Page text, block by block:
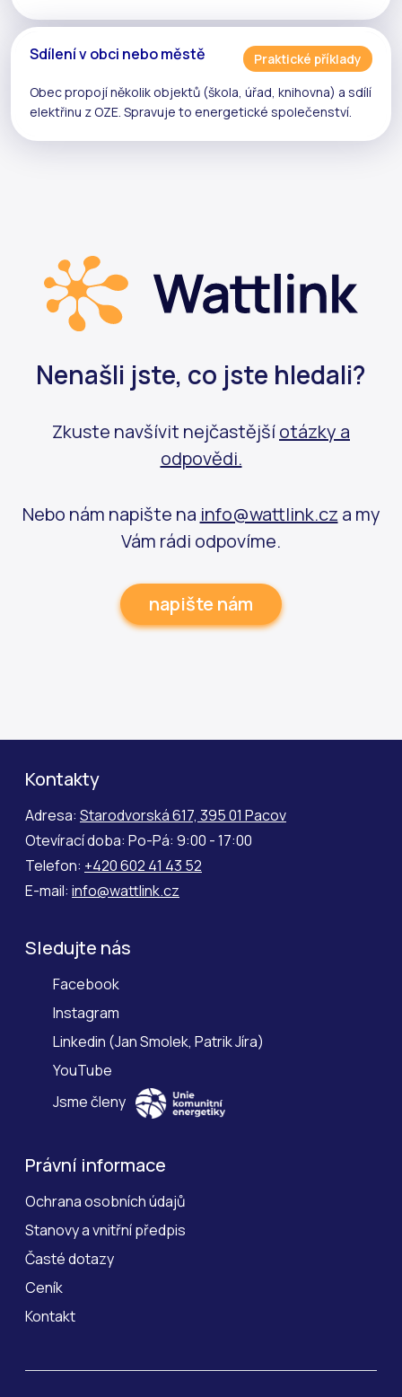
Sdílení v obci nebo městě
Praktické příklady
Obec propojí několik objektů (škola, úřad, knihovna) a sdílí
elektřinu z OZE. Spravuje to energetické společenství.
Nenašli jste, co jste hledali?
Zkuste navšívit nejčastějšíotázky a
odpovědi.
Nebo nám napište na info@wattlink.cz a my
Vám rádi odpovíme.
napište nám
Kontakty
Adresa: Starodvorská 617, 395 01 Pacov
Otevírací doba: Po-Pá: 9:00 - 17:00
Telefon: +420 602 41 43 52
E-mail: info@wattlink.cz
Sledujte nás
Facebook
Instagram
Linkedin (Jan Smolek, Patrik Jíra)
YouTube
Jsme členy
Právní informace
Ochrana osobních údajů
Stanovy a vnitřní předpis
Časté dotazy
Ceník
Kontakt